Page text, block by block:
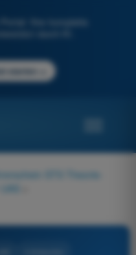
Ihre komplette
durch KI.
starten
STS Theorie-